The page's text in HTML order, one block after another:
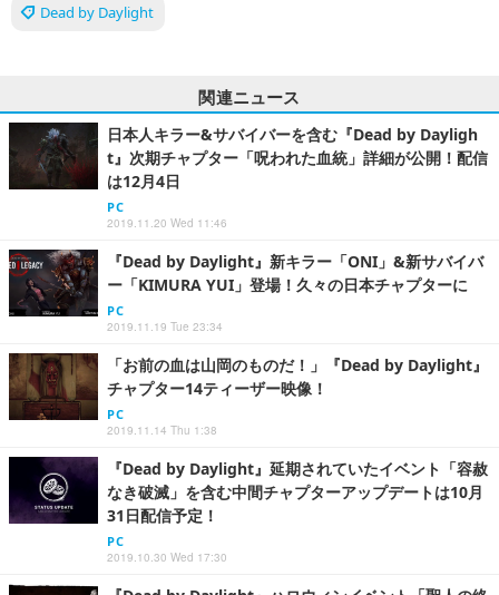
Dead by Daylight
関連ニュース
日本人キラー&サバイバーを含む『Dead by Dayligh
t』次期チャプター「呪われた血統」詳細が公開！配信
は12月4日
PC
2019.11.20 Wed 11:46
『Dead by Daylight』新キラー「ONI」&新サバイバ
ー「KIMURA YUI」登場！久々の日本チャプターに
PC
2019.11.19 Tue 23:34
「お前の血は山岡のものだ！」『Dead by Daylight』
チャプター14ティーザー映像！
PC
2019.11.14 Thu 1:38
『Dead by Daylight』延期されていたイベント「容赦
なき破滅」を含む中間チャプターアップデートは10月
31日配信予定！
PC
2019.10.30 Wed 17:30